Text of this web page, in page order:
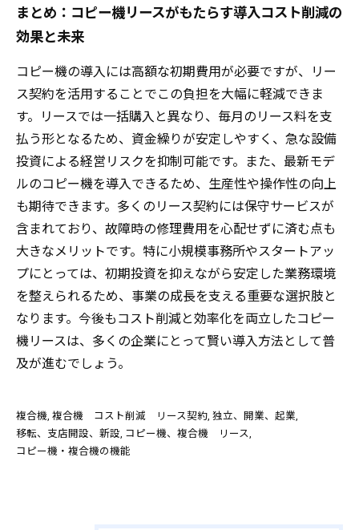
まとめ：コピー機リースがもたらす導入コスト削減の
効果と未来
コピー機の導入には高額な初期費用が必要ですが、リー
ス契約を活用することでこの負担を大幅に軽減できま
す。リースでは一括購入と異なり、毎月のリース料を支
払う形となるため、資金繰りが安定しやすく、急な設備
投資による経営リスクを抑制可能です。また、最新モデ
ルのコピー機を導入できるため、生産性や操作性の向上
も期待できます。多くのリース契約には保守サービスが
含まれており、故障時の修理費用を心配せずに済む点も
大きなメリットです。特に小規模事務所やスタートアッ
プにとっては、初期投資を抑えながら安定した業務環境
を整えられるため、事業の成長を支える重要な選択肢と
なります。今後もコスト削減と効率化を両立したコピー
機リースは、多くの企業にとって賢い導入方法として普
及が進むでしょう。
複合機 複合機 コスト削減 リース契約 独立、開業、起業
移転、支店開設、新設 コピー機、複合機 リース
コピー機・複合機の機能